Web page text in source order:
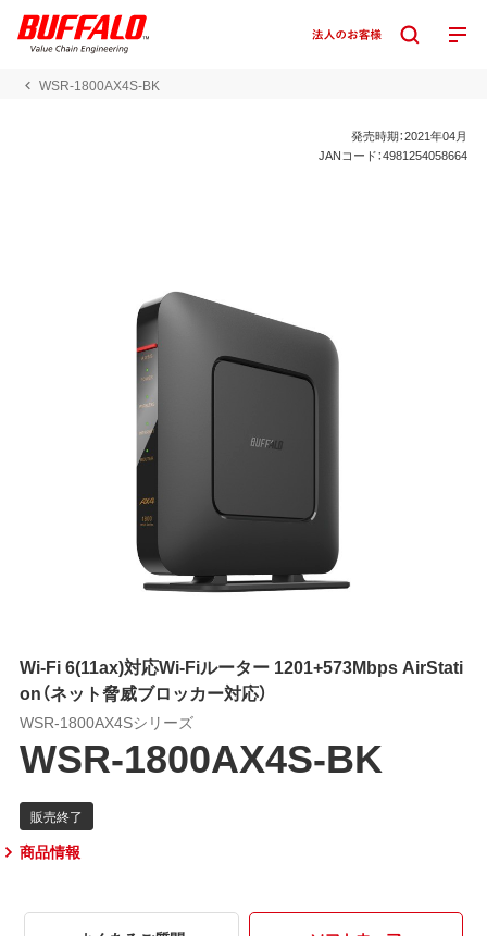
WSR-1800AX4S-BK
発売時期：2021年04月
JANコード：4981254058664
Wi-Fi 6(11ax)対応Wi-Fiルーター 1201+573Mbps AirStati
on（ネット脅威ブロッカー対応）
WSR-1800AX4Sシリーズ
WSR-1800AX4S-BK
商品情報